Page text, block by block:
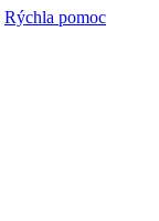
Rýchla pomoc